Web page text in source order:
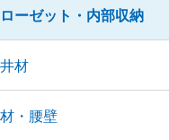
ーゼット・内部収納
材
・腰壁